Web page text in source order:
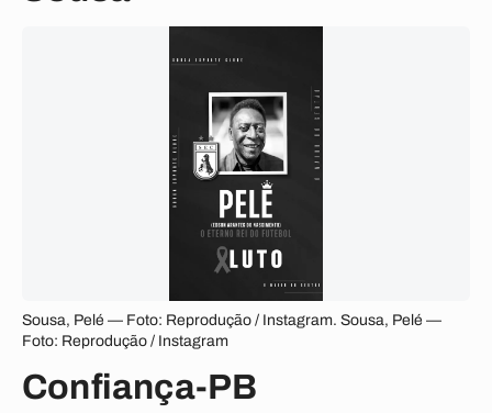
Sousa, Pelé — Foto: Reprodução / Instagram. Sousa, Pelé —
Foto: Reprodução / Instagram
Confiança-PB